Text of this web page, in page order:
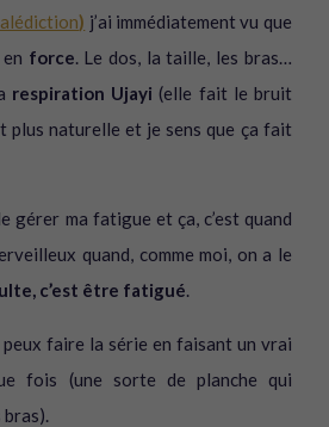
) j’ai immédiatement vu que
force. Le dos, la taille, les bras…
respiration Ujayi (elle fait le bruit
plus naturelle et je sens que ça fait
gérer ma fatigue et ça, c’est quand
quand, comme moi, on a le
c’est être fatigué.
faire la série en faisant un vrai
fois (une sorte de planche qui